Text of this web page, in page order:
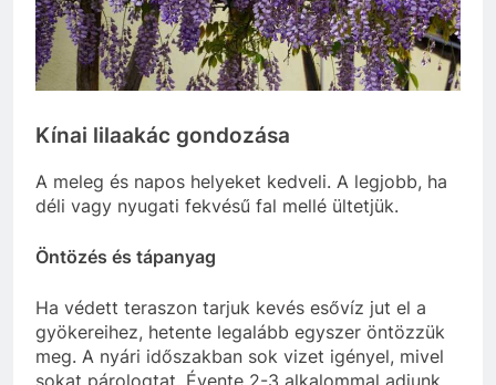
Kínai lilaakác gondozása
A meleg és napos helyeket kedveli. A legjobb, ha
déli vagy nyugati fekvésű fal mellé ültetjük.
Öntözés és tápanyag
Ha védett teraszon tarjuk kevés esővíz jut el a
gyökereihez, hetente legalább egyszer öntözzük
meg. A nyári időszakban sok vizet igényel, mivel
sokat párologtat. Évente 2-3 alkalommal adjunk